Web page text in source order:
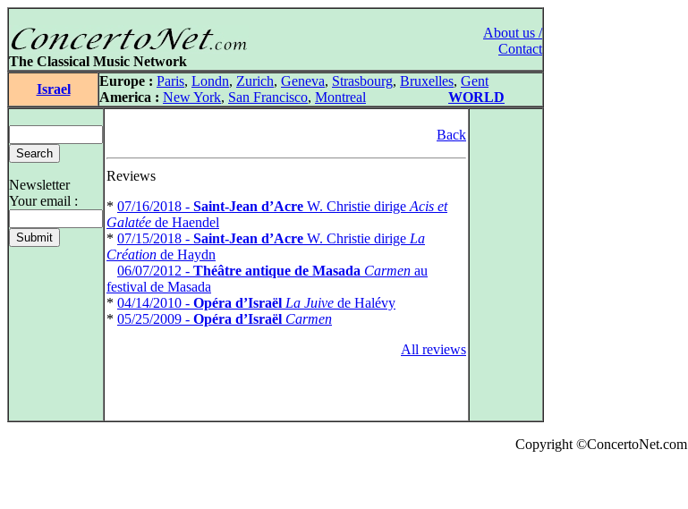
About us /
Contact
The Classical Music Network
Israel
Europe : Paris, Londn, Zurich, Geneva, Strasbourg, Bruxelles, Gent
America : New York, San Francisco, Montreal WORLD
Newsletter
Your email :
Back
Reviews
* 07/16/2018 - Saint-Jean d’Acre W. Christie dirige Acis et
Galatée de Haendel
* 07/15/2018 - Saint-Jean d’Acre W. Christie dirige La
Création de Haydn
06/07/2012 - Théâtre antique de Masada Carmen au
festival de Masada
* 04/14/2010 - Opéra d’Israël La Juive de Halévy
* 05/25/2009 - Opéra d’Israël Carmen
All reviews
Copyright ©ConcertoNet.com